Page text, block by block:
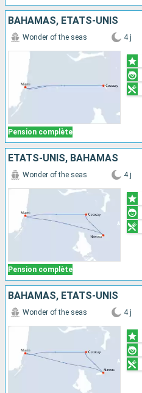
BAHAMAS, ÉTATS-UNIS
Pension complète
Wonder of the seas 4 j
ÉTATS-UNIS, BAHAMAS
Pension complète
Wonder of the seas 4 j
BAHAMAS, ÉTATS-UNIS
Wonder of the seas 4 j